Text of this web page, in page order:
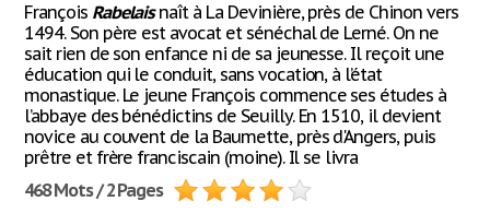
François Rabelaisnaît à La Devinière, près de Chinon vers
1494. Son père est avocat et sénéchal de Lerné. On ne
sait rien de son enfance ni de sa jeunesse. Il reçoit une
éducation qui le conduit, sans vocation, à l’état
monastique. Le jeune François commence ses études à
l’abbaye des bénédictins de Seuilly. En 1510, il devient
novice au couvent de la Baumette, près d'Angers, puis
prêtre et frère franciscain (moine). Il se livra
468 Mots / 2 Pages